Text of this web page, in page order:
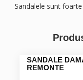
Sandalele sunt
CARMEN ANDREEA
Georgeta A.
SANDALE
REMONTE